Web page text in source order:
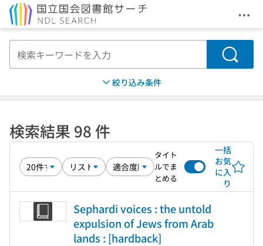
メ
検索
絞り込み条件
検索結果 98 件
タイト
ルでま
とめる
一括
お気
に入
り
Sephardi voices : the untold
expulsion of Jews from Arab
lands : [hardback]